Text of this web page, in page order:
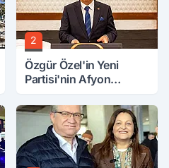
2
Özgür Özel'in Yeni
Partisi'nin Afyon